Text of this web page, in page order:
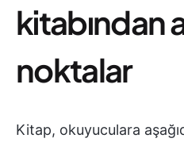
kitabından
noktalar
Kitap, okuyuculara